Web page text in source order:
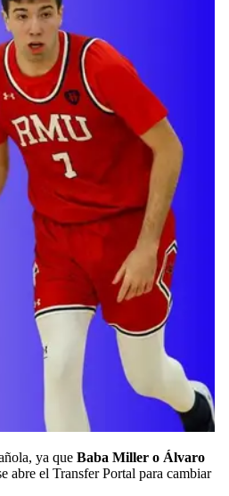
ya que Baba Miller o Álvaro
abre el Transfer Portal para cambiar